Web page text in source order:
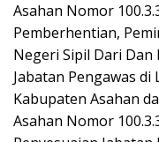
Asahan Nomor
Pemberhentian,
Negeri Sipil Dari Dan
Jabatan Pengawas
Kabupaten Asahan
Asahan Nomor